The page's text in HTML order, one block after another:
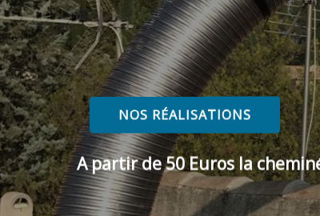
NOS RÉALISATIONS
A partir de 50 Euros la